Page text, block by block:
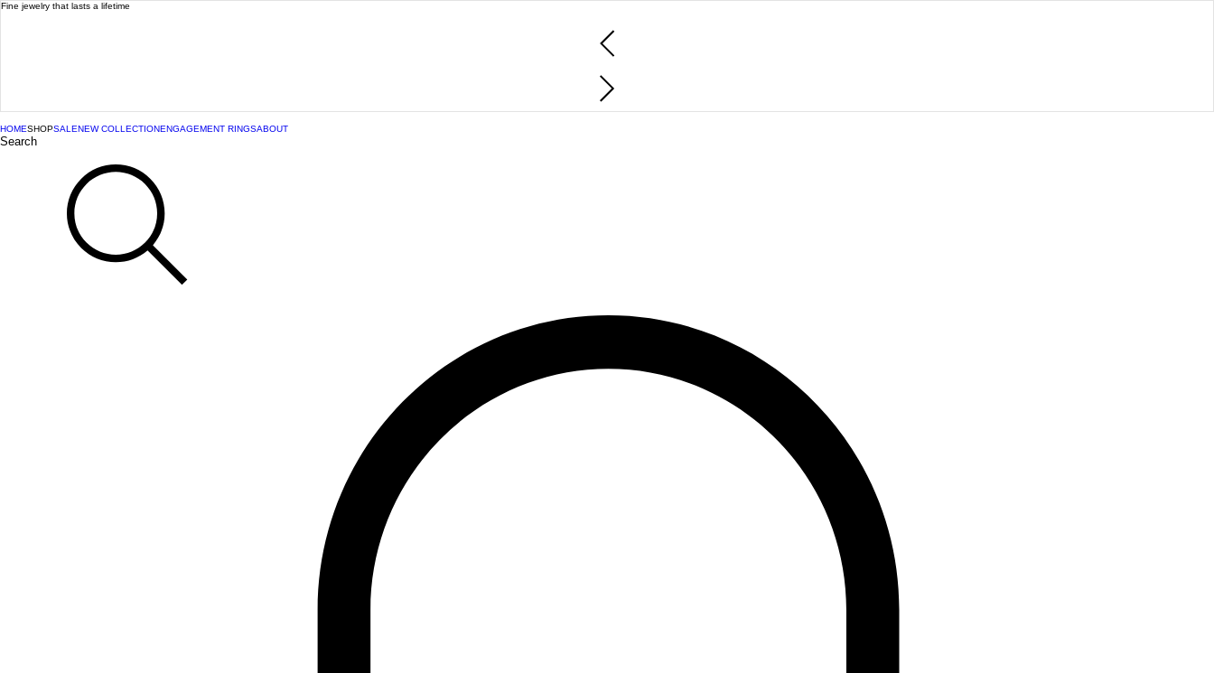
Fine jewelry that lasts a lifetime
HOMESHOPSALENEW COLLECTIONENGAGEMENT RINGSABOUT
Search